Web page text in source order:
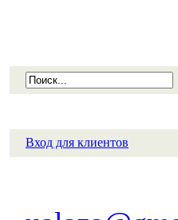
Вход для клиентов